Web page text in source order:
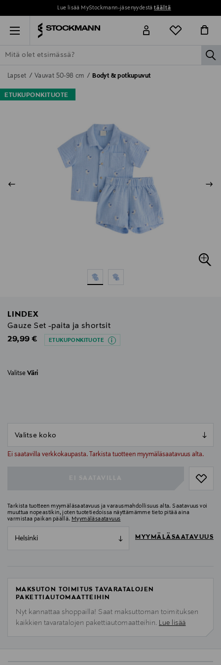
Lue lisää MyStockmann-jäsenyydestätäältä
Menu
ETSI KAIKKI NAISET MIEHET LAPSET
Lapset Vauvat 50-98 cm Bodyt & potkupuvut
ETUKUPONKITUOTE
LINDEX
Gauze Set -paita ja shortsit
Original Price
29,99 € ETUKUPONKITUOTE
Valitse Väri
Ei saatavilla verkkokaupasta. Tarkista tuotteen myymäläsaatavuus alta.
null
Tarkista tuotteen myymäläsaatavuus ja varausmahdollisuus alta. Saatavuus voi
muuttua nopeastikin, joten tuotetiedoissa näyttämämme tieto pitää aina
varmistaa paikan päällä. Myymäläsaatavuus
Helsinki MYYMÄLÄSAATAVUUS
MAKSUTON TOIMITUS TAVARATALOJEN
PAKETTIAUTOMAATTEIHIN
Nyt kannattaa shoppailla! Saat maksuttoman toimituksen
kaikkien tavaratalojen pakettiautomaatteihin. Lue lisää